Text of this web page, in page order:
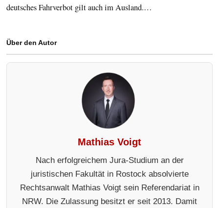
deutsches Fahrverbot gilt auch im Ausland.…
Über den Autor
Mathias Voigt
Nach erfolgreichem Jura-Studium an der
juristischen Fakultät in Rostock absolvierte
Rechtsanwalt Mathias Voigt sein Referendariat in
NRW. Die Zulassung besitzt er seit 2013. Damit